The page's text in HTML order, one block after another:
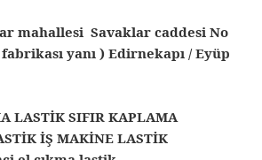
mahallesi Savaklar caddesi No
yanı ) Edirnekapı / Eyüp
LASTİK SIFIR KAPLAMA
İŞ MAKİNE LASTİK